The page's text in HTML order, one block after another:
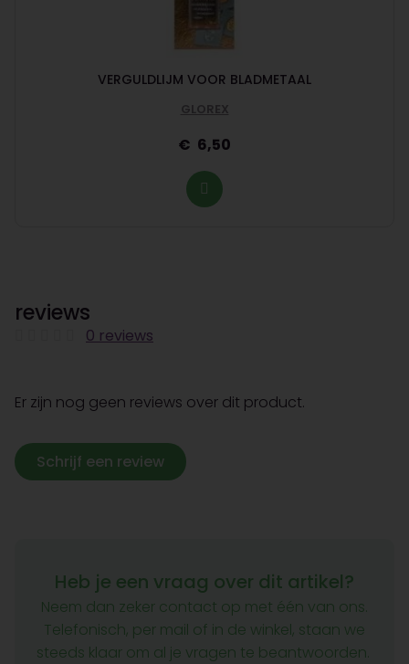
VERGULDLIJM VOOR BLADMETAAL
GLOREX
6,50
reviews
0 reviews
Er zijn nog geen reviews over dit product.
Schrijf een review
Heb je een vraag over dit artikel?
Neem dan zeker contact op met één van ons.
Telefonisch, per mail of in de winkel, staan we
steeds klaar om al je vragen te beantwoorden.